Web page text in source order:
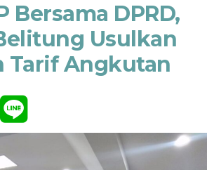
Bersama DPRD,
Usulkan
Tarif Angkutan